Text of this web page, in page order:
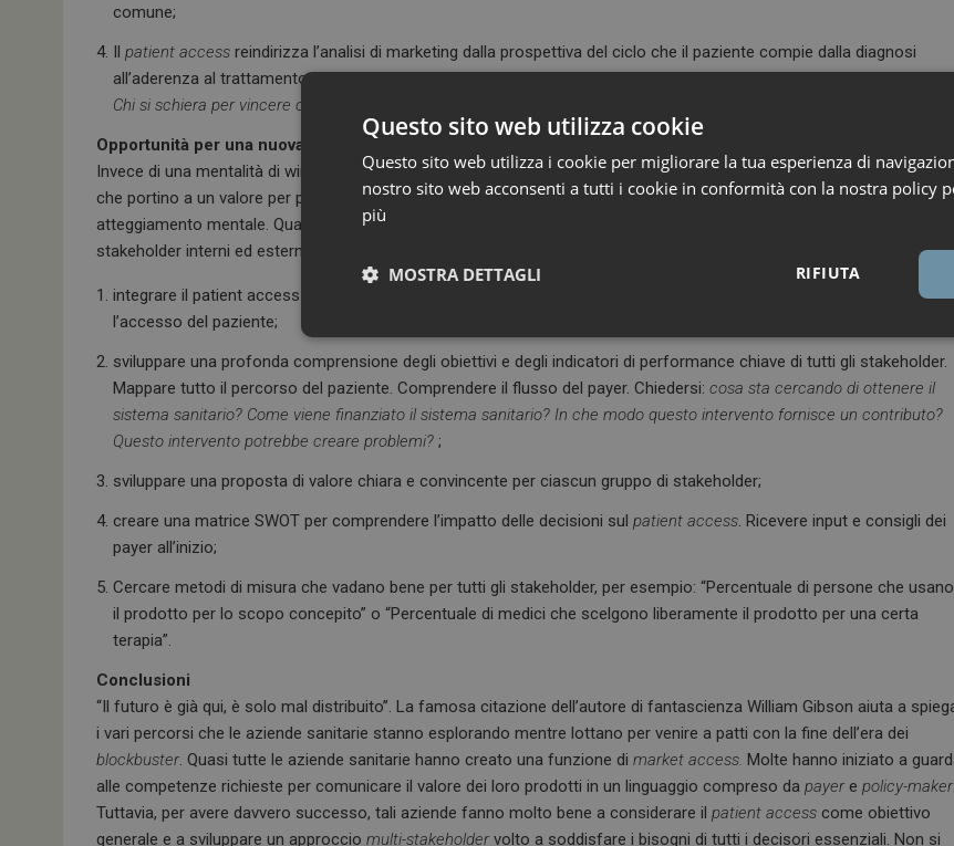
comune;
Il patient access reindirizza l’analisi di marketing dalla prospettiva del ciclo che il paziente compie dalla diagnosi
all’aderenza al trattamento a quella di una comprensione totale del flusso del payer: dove vengono sostenuti i costi?
Chi si schiera per vincere o perdere dal punto di vista finanziario?
Opportunità per una nuova era
Invece di una mentalità di win/lose – cuore delmarket access – ilpatient accesscerca di creare soluzioniwin/win/win
che portino a un valore per pazienti, aziende e sistema sanitario in generale. Il primo passo è un cambiamento di
atteggiamento mentale. Qual è l’obiettivo? “Dare i prodotti ai pazienti che possono trarne vantaggio”. Formare gli
stakeholder interni ed esterni è una delle chiavi di successo. Altre elementi costitutivi possono essere i seguenti:
integrare il patient access come principio guida per tutte le funzioni e chiarire come ogni funzione influenza
l’accesso del paziente;
sviluppare una profonda comprensione degli obiettivi e degli indicatori di performance chiave di tutti gli stakeholder.
Mappare tutto il percorso del paziente. Comprendere il flusso del payer. Chiedersi: cosa sta cercando di ottenere il
sistema sanitario? Come viene finanziato il sistema sanitario? In che modo questo intervento fornisce un contributo?
Questo intervento potrebbe creare problemi? ;
sviluppare una proposta di valore chiara e convincente per ciascun gruppo di stakeholder;
creare una matrice SWOT per comprendere l’impatto delle decisioni sul patient access. Ricevere input e consigli dei
payer all’inizio;
Cercare metodi di misura che vadano bene per tutti gli stakeholder, per esempio: “Percentuale di persone che usano
il prodotto per lo scopo concepito” o “Percentuale di medici che scelgono liberamente il prodotto per una certa
terapia”.
Conclusioni
“Il futuro è già qui, è solo mal distribuito”. La famosa citazione dell’autore di fantascienza William Gibson aiuta a
i vari percorsi che le aziende sanitarie stanno esplorando mentre lottano per venire a patti con la fine dell’era dei
blockbuster. Quasi tutte le aziende sanitarie hanno creato una funzione di market access. Molte hanno iniziato a
alle competenze richieste per comunicare il valore dei loro prodotti in un linguaggio compreso da payer e policy-maker
Tuttavia, per avere davvero successo, tali aziende fanno molto bene a considerare il patient access come obiettivo
generale e a sviluppare un approccio multi-stakeholder volto a soddisfare i bisogni di tutti i decisori essenziali. Non si
Questo sito web utilizza cookie
Questo sito web utilizza i cookie per migliorare la tua esperienza di
nostro sito web acconsenti a tutti i cookie in conformità con la nostra policy
più
RIFIUTA
MOSTRA DETTAGLI
Necessari
I cookie necessari contribuiscono a rendere fruibile il sito web abilitandone funzionalità di base
NOME
FORNITORE / DOMINIO SCADENZA
DESCRIZIONE
_ga
Google LLC
1 anno 1
Questo nome di cookie è
come identificatore del
di pagina in un sito e utilizzato
visitatori, sessioni e
siti.
Microsoft Corporation
.www.dailyhealthindustry.it
hosting e si abilita il
cookie garantisce che le
navigazione del visitatore
stesso server nel cluster.